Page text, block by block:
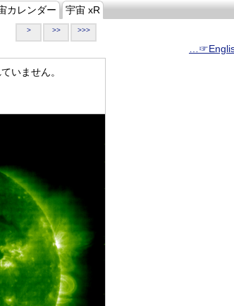
カレンダー 宇宙 xR
> >> >>>
いません。